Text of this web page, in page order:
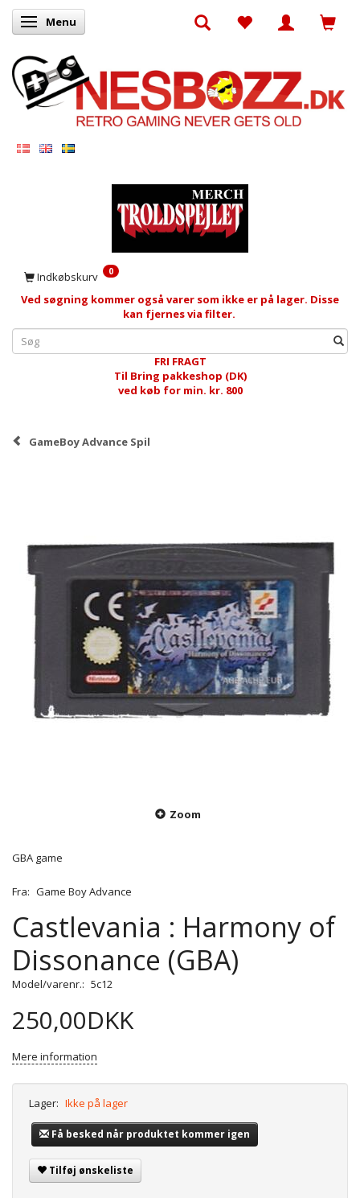
Skifte navigation
Menu
Indkøbskurv 0
Ved søgning kommer også varer som ikke er på lager. Disse
kan fjernes via filter.
FRI FRAGT
Til Bring pakkeshop (DK)
ved køb for min. kr. 800
GameBoy Advance Spil
Zoom
GBA game
Fra: Game Boy Advance
Castlevania : Harmony of
Dissonance (GBA)
Model/varenr.: 5c12
250,00DKK
Mere information
Lager: Ikke på lager
Få besked når produktet kommer igen
Tilføj ønskeliste